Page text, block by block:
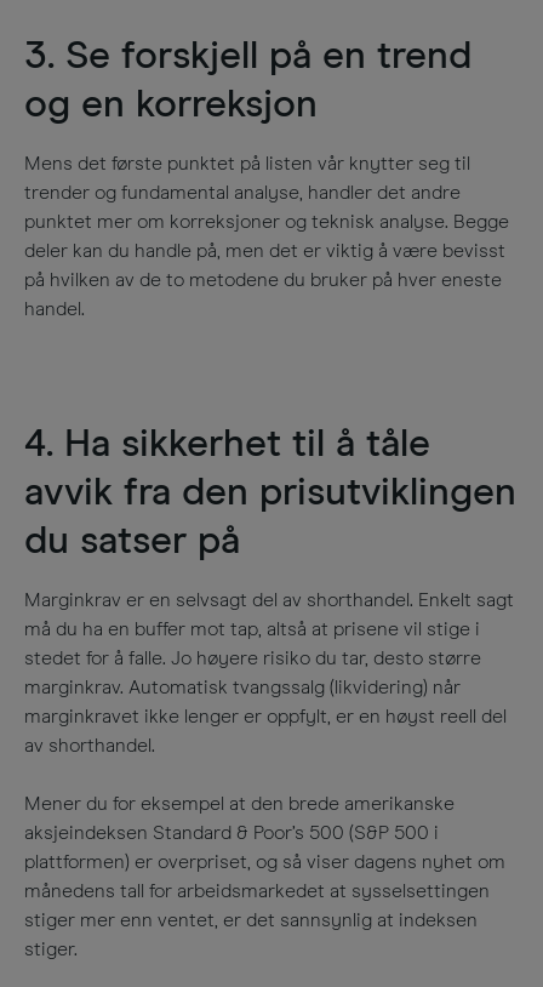
3. Se forskjell på en trend
og en korreksjon
Mens det første punktet på listen vår knytter seg til
trender og fundamental analyse, handler det andre
punktet mer om korreksjoner og teknisk analyse. Begge
deler kan du handle på, men det er viktig å være bevisst
på hvilken av de to metodene du bruker på hver eneste
handel.
4. Ha sikkerhet til å tåle
avvik fra den prisutviklingen
du satser på
Marginkrav er en selvsagt del av shorthandel. Enkelt sagt
må du ha en buffer mot tap, altså at prisene vil stige i
stedet for å falle. Jo høyere risiko du tar, desto større
marginkrav. Automatisk tvangssalg (likvidering) når
marginkravet ikke lenger er oppfylt, er en høyst reell del
av shorthandel.
Mener du for eksempel at den brede amerikanske
aksjeindeksen Standard & Poor’s 500 (S&P 500 i
plattformen) er overpriset, og så viser dagens nyhet om
månedens tall for arbeidsmarkedet at sysselsettingen
stiger mer enn ventet, er det sannsynlig at indeksen
stiger.